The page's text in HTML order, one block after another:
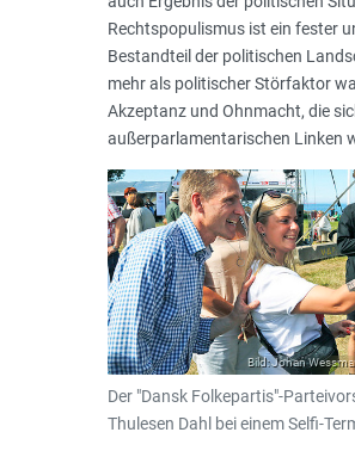
Rechtspopulismus ist ein fester
Bestandteil der politischen
mehr als politischer Störfaktor
Akzeptanz und Ohnmacht, die
außerparlamentarischen Linken
Bild: Johan
Der "Dansk Folkepartis"-
Thulesen Dahl bei einem Selfi-